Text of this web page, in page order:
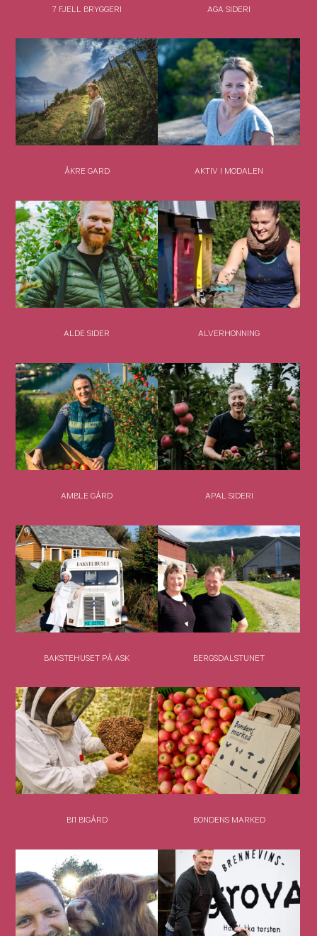
7 FJELL BRYGGERI AGA SIDERI
ÅKRE GARD AKTIV I MODALEN
ALDE SIDER ALVERHONNING
AMBLE GÅRD APAL SIDERI
BAKSTEHUSET PÅ ASK BERGSDALSTUNET
BI1 BIGÅRD BONDENS MARKED